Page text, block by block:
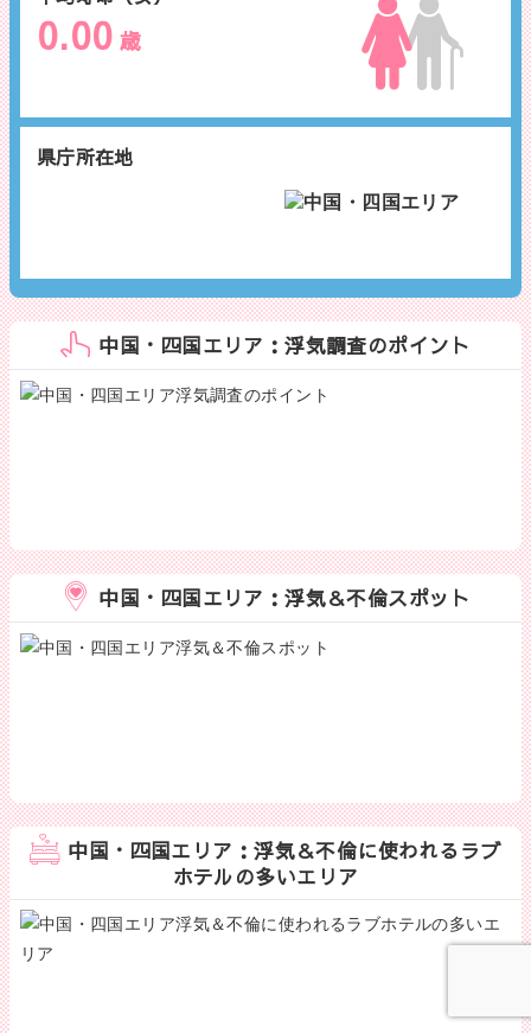
県庁所在地
0.00 歳
中国・四国エリア：浮気調査のポイント
中国・四国エリア：浮気＆不倫スポット
中国・四国エリア：浮気＆不倫に使われるラブ
ホテルの多いエリア